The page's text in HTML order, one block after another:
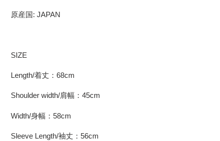
原産国: JAPAN
SIZE
Length/着丈： 68cm
Shoulder width/肩幅： 45cm
Width/身幅： 58cm
Sleeve Length/袖丈： 56cm